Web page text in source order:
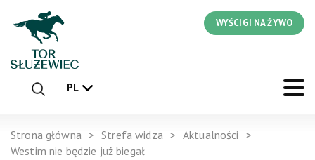
WYŚCIGI NA ŻYWO
PL
Strona główna Strefa widza
Aktualności
Westim nie będzie już biegał